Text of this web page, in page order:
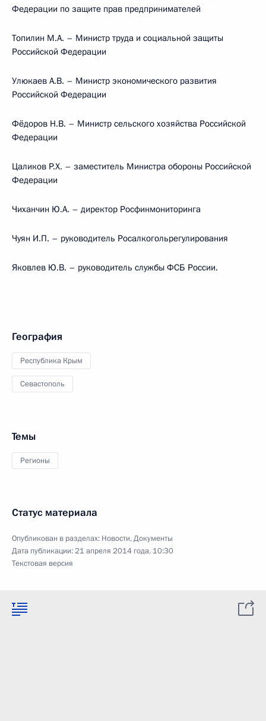
Федерации по защите прав предпринимателей
Топилин М.А. – Министр труда и социальной защиты
Российской Федерации
Улюкаев А.В. – Министр экономического развития
Российской Федерации
Фёдоров Н.В. – Министр сельского хозяйства Российской
Федерации
Цаликов Р.Х. – заместитель Министра обороны Российской
Федерации
Чиханчин Ю.А. – директор Росфинмониторинга
Чуян И.П. – руководитель Росалкогольрегулирования
Яковлев Ю.В. – руководитель службы ФСБ России.
География
Республика Крым
Севастополь
Темы
Регионы
Статус материала
Опубликован в разделах: Новости,Документы
Дата публикации:21 апреля 2014 года, 10:30
Текстовая версия